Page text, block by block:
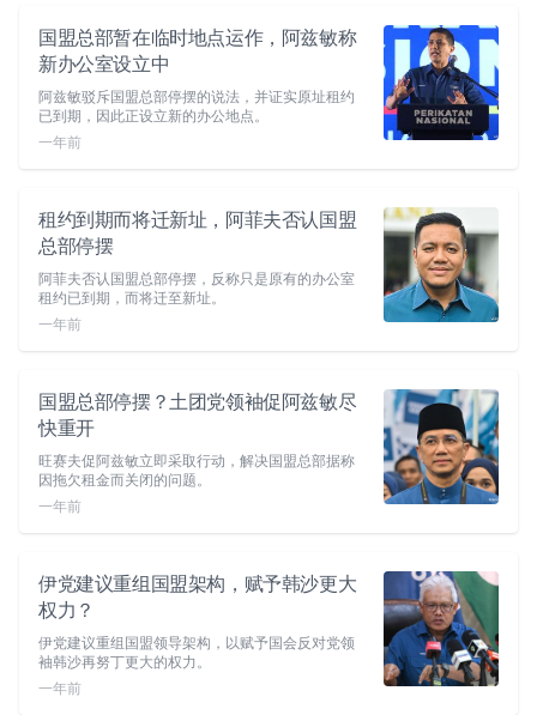
国盟总部暂在临时地点运作，阿兹敏称
新办公室设立中
阿兹敏驳斥国盟总部停摆的说法，并证实原址租约
已到期，因此正设立新的办公地点。
一年前
租约到期而将迁新址，阿菲夫否认国盟
总部停摆
阿菲夫否认国盟总部停摆，反称只是原有的办公室
租约已到期，而将迁至新址。
一年前
国盟总部停摆？土团党领袖促阿兹敏尽
快重开
旺赛夫促阿兹敏立即采取行动，解决国盟总部据称
因拖欠租金而关闭的问题。
一年前
伊党建议重组国盟架构，赋予韩沙更大
权力？
伊党建议重组国盟领导架构，以赋予国会反对党领
袖韩沙再努丁更大的权力。
一年前